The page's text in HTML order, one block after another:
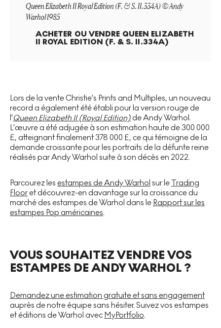
Queen Elizabeth II Royal Edition (F. & S. II.334A) © Andy
Warhol 1985
ACHETER OU VENDRE QUEEN ELIZABETH
II ROYAL EDITION (F. & S. II.334A)
Lors de la vente Christie's Prints and Multiples, un nouveau
record a également été établi pour la version rouge de
l'Queen Elizabeth II (Royal Edition) de Andy Warhol.
L'œuvre a été adjugée à son estimation haute de 300 000
£, atteignant finalement 378 000 £, ce qui témoigne de la
demande croissante pour les portraits de la défunte reine
réalisés par Andy Warhol suite à son décès en 2022.
Parcourez les estampes de Andy Warhol sur le Trading
Floor et découvrez-en davantage sur la croissance du
marché des estampes de Warhol dans le Rapport sur les
estampes Pop américaines.
VOUS SOUHAITEZ VENDRE VOS
ESTAMPES DE ANDY WARHOL ?
Demandez une estimation gratuite et sans engagement
auprès de notre équipe sans hésiter. Suivez vos estampes
et éditions de Warhol avec MyPortfolio.